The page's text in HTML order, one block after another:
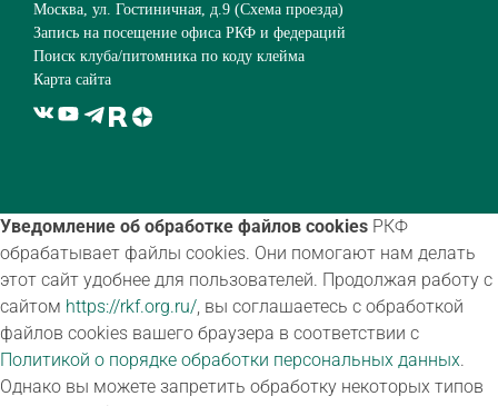
Москва, ул. Гостиничная, д.9 (Схема проезда)
Запись на посещение офиса РКФ и федераций
Поиск клуба/питомника по коду клейма
Карта сайта
Уведомление об обработке файлов cookies РКФ
обрабатывает файлы cookies. Они помогают нам делать
этот сайт удобнее для пользователей. Продолжая работу с
сайтом https://rkf.org.ru/, вы соглашаетесь с обработкой
файлов cookies вашего браузера в соответствии с
Политикой о порядке обработки персональных данных.
Однако вы можете запретить обработку некоторых типов